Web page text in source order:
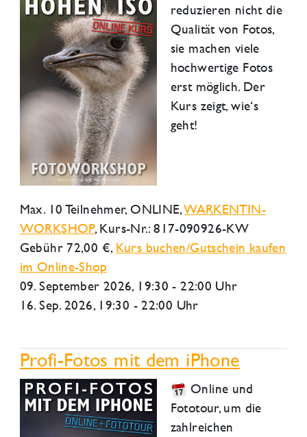
reduzieren nicht die
Qualität von Fotos,
sie machen viele
hochwertige Fotos
erst möglich. Der
Kurs zeigt, wie‘s
geht!
Max. 10 Teilnehmer,ONLINE,WARKENTIN-
WORKSHOP, Kurs-Nr.: 817-090926-KW
Gebühr 72,00 €, Kurs buchen/Gutschein kaufen
im Online-Shop
09. September 2026, 19:30 - 22:00 Uhr
16. Sep. 2026, 19:30 - 22:00 Uhr
Profi-Fotos mit dem iPhone
Online und
Fototour, um die
zahlreichen